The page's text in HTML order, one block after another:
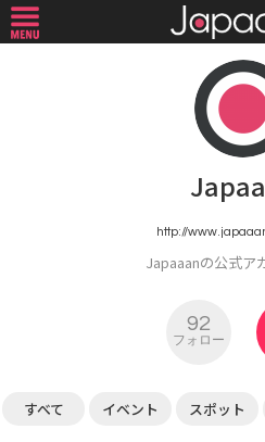
http://
Japaaanの公式ア
92
フォロー
すべて イベント スポット